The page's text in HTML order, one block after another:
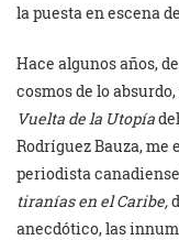
la puesta en escena
Hace algunos años,
cosmos de lo
Vuelta de la Utopía
Rodríguez Bauza,
periodista
tiranías en el Caribe,
anecdótico, las